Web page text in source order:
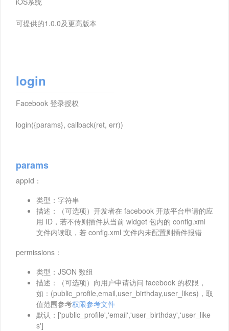
可提供的1.0.0及更高版本
login
Facebook 登录授权
login({params}, callback(ret, err))
params
appId：
类型：字符串
描述：（可选项）开发者在 facebook 开放平台申请的应
用 ID，若不传则插件从当前 widget 包内的 config.xml
文件内读取，若 config.xml 文件内未配置则插件报错
permissions：
类型：JSON 数组
描述：（可选项）向用户申请访问 facebook 的权限，
如：(public_profile,email,user_birthday,user_likes)，取
值范围参考权限参考文件
默认：['public_profile','email','user_birthday','user_like
s']